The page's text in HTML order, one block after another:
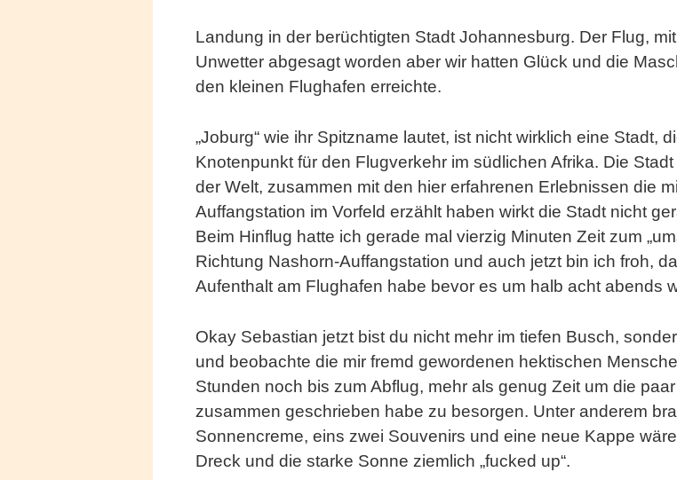
Landung in der berüchtigten Stadt Johannesburg. Der Flug,
Unwetter abgesagt worden aber wir hatten Glück und die
den kleinen Flughafen erreichte.
„Joburg“ wie ihr Spitzname lautet, ist nicht wirklich eine Stadt,
Knotenpunkt für den Flugverkehr im südlichen Afrika. Die
der Welt, zusammen mit den hier erfahrenen Erlebnissen die
Auffangstation im Vorfeld erzählt haben wirkt die Stadt nicht
Beim Hinflug hatte ich gerade mal vierzig Minuten Zeit zum
Richtung Nashorn-Auffangstation und auch jetzt bin ich froh,
Aufenthalt am Flughafen habe bevor es um halb acht abends
Okay Sebastian jetzt bist du nicht mehr im tiefen Busch,
und beobachte die mir fremd gewordenen hektischen
Stunden noch bis zum Abflug, mehr als genug Zeit um die
zusammen geschrieben habe zu besorgen. Unter anderem
Sonnencreme, eins zwei Souvenirs und eine neue Kappe
Dreck und die starke Sonne ziemlich „fucked up“.